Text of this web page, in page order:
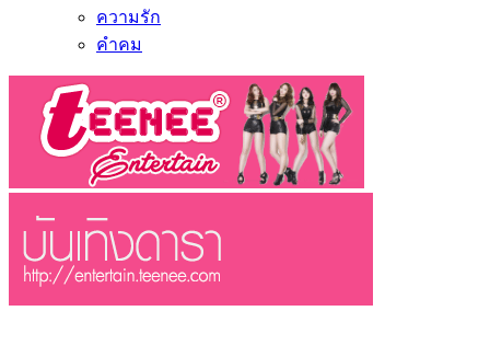
ความรัก
คำคม